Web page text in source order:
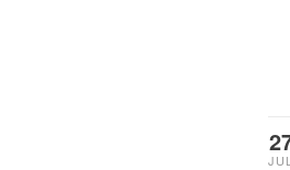
JUL